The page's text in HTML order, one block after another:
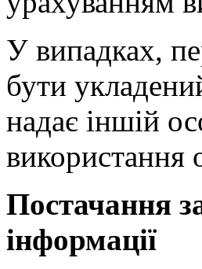
У випадках,
бути
надає іншій
використання
Постачання
інформації